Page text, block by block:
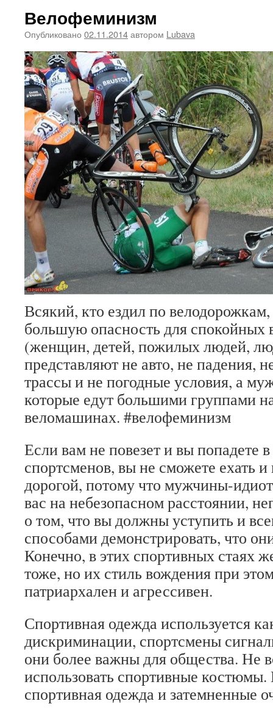
Велофеминизм
Опубликовано 02.11.2014автором Lubava
Всякий, кто ездил по
большую опасность для спокойных
(женщин, детей, пожилых людей,
представляют не авто, не падения,
трассы и не погодные условия, а
которые едут большими группами
веломашинах. #велофеминизм
Если вам не повезет и вы попадете
спортсменов, вы не сможете ехать и
дорогой, потому что мужчины-
вас на небезопасном расстоянии,
о том, что вы должны уступить и
способами демонстрировать, что
Конечно, в этих спортивных стаях
тоже, но их стиль вождения при
патриархален и агрессивен.
Спортивная одежда используется
дискриминации, спортсмены
они более важны для общества. Не
использовать спортивные костюмы.
спортивная одежда и затемненные